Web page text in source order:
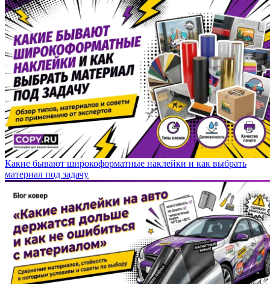
Какие бывают широкоформатные наклейки и как выбрать
материал под задачу